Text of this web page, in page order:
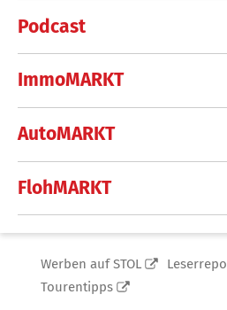
Podcast
ImmoMARKT
AutoMARKT
FlohMARKT
Werben auf STOL
Tourentipps